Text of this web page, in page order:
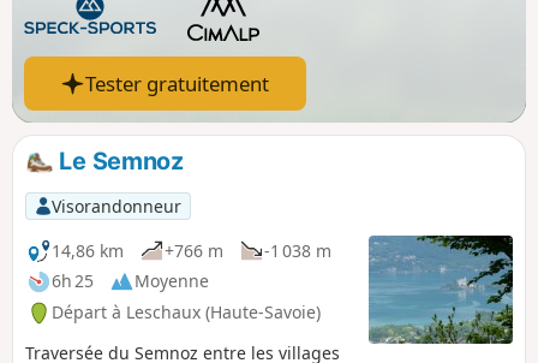
Tester gratuitement
Le Semnoz
Visorandonneur
14,86 km
+766 m
-1 038 m
6h 25
Moyenne
Départ à Leschaux (Haute-Savoie)
Traversée du Semnoz entre les villages